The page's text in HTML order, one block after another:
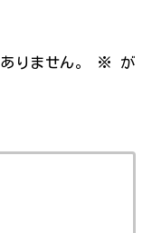
りません。 ※
が